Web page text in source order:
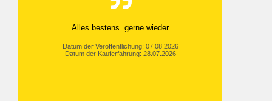
Alles bestens. gerne wieder
Datum der Veröffentlichung: 07.08.2026
Datum der Kauferfahrung: 28.07.2026